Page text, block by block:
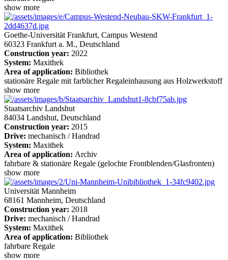
show more
Goethe-Universität Frankfurt, Campus Westend
60323 Frankfurt a. M., Deutschland
Construction year: 2022
System: Maxithek
Area of application: Bibliothek
stationäre Regale mit farblicher Regaleinhausung aus Holzwerkstoff
show more
Staatsarchiv Landshut
84034 Landshut, Deutschland
Construction year: 2015
Drive: mechanisch / Handrad
System: Maxithek
Area of application: Archiv
fahrbare & stationäre Regale (gelochte Frontblenden/Glasfronten)
show more
Universität Mannheim
68161 Mannheim, Deutschland
Construction year: 2018
Drive: mechanisch / Handrad
System: Maxithek
Area of application: Bibliothek
fahrbare Regale
show more